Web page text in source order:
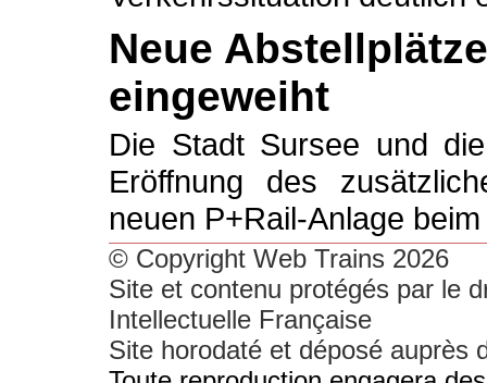
Neue
eingeweiht
Die Stadt Sursee und
Eröffnung des
neuen P+Rail-Anlage
© Copyright Web Trains 2026
Site et contenu protégés par le
Intellectuelle Française
Site horodaté et déposé auprès